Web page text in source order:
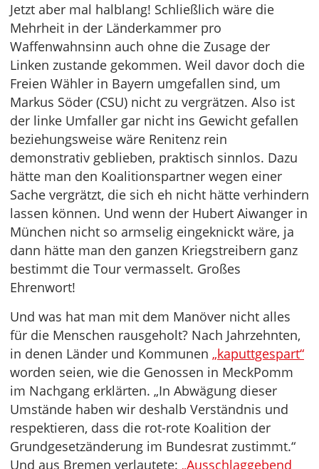
Jetzt aber mal halblang! Schließlich wäre die
Mehrheit in der Länderkammer pro
Waffenwahnsinn auch ohne die Zusage der
Linken zustande gekommen. Weil davor doch die
Freien Wähler in Bayern umgefallen sind, um
Markus Söder (CSU) nicht zu vergrätzen. Also ist
der linke Umfaller gar nicht ins Gewicht gefallen
beziehungsweise wäre Renitenz rein
demonstrativ geblieben, praktisch sinnlos. Dazu
hätte man den Koalitionspartner wegen einer
Sache vergrätzt, die sich eh nicht hätte verhindern
lassen können. Und wenn der Hubert Aiwanger in
München nicht so armselig eingeknickt wäre, ja
dann hätte man den ganzen Kriegstreibern ganz
bestimmt die Tour vermasselt. Großes
Ehrenwort!
Und was hat man mit dem Manöver nicht alles
für die Menschen rausgeholt? Nach Jahrzehnten,
in denen Länder und Kommunen „kaputtgespart“
worden seien, wie die Genossen in MeckPomm
im Nachgang erklärten. „In Abwägung dieser
Umstände haben wir deshalb Verständnis und
respektieren, dass die rot-rote Koalition der
Grundgesetzänderung im Bundesrat zustimmt.“
Und aus Bremen verlautete: „Ausschlaggebend